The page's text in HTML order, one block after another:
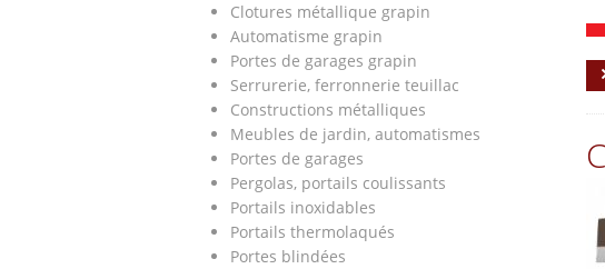
Clotures métallique grapin
Automatisme grapin
Portes de garages grapin
Serrurerie, ferronnerie teuillac
Constructions métalliques
Meubles de jardin, automatismes
Portes de garages
Pergolas, portails coulissants
Portails inoxidables
Portails thermolaqués
Portes blindées